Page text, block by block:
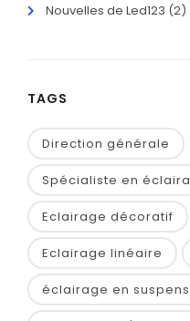
Nouvelles de Led123 (2)
TAGS
Direction générale
Spécialiste en
Eclairage décoratif
Eclairage linéaire
éclairage en